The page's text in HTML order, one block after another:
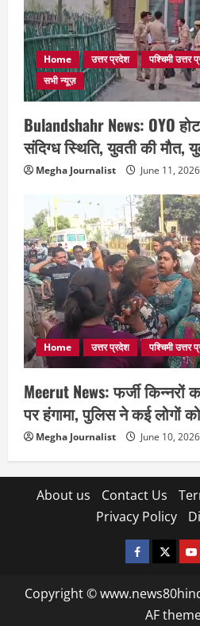
Home उत्तर प्रदेश पश्चिमी उत्तर
सभी न्यूज़
Bulandshahr News: OYO
संदिग्ध स्थिति, युवती की मौत,
Megha Journalist June 11, 2026
Home उत्तर प्रदेश पश्चिमी उत्तर
Meerut News: फर्जी किन्नरों
पर हंगामा, पुलिस ने कई लोगों
Megha Journalist June 10, 2026
About us Contact Us
Privacy Policy
facebooktwitter
Copyright ©
AF